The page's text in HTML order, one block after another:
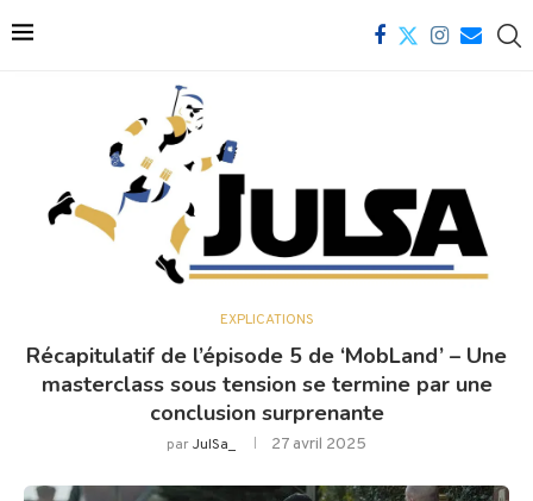
EXPLICATIONS
Récapitulatif de l’épisode 5 de ‘MobLand’ – Une
masterclass sous tension se termine par une
conclusion surprenante
parJulSa_ 27 avril 2025